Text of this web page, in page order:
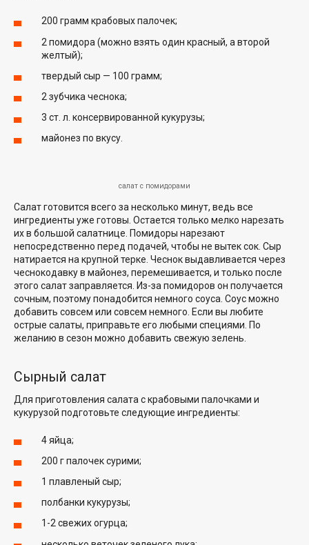
200 грамм крабовых палочек;
2 помидора (можно взять один красный, а второй
желтый);
твердый сыр — 100 грамм;
2 зубчика чеснока;
3 ст. л. консервированной кукурузы;
майонез по вкусу.
салат с помидорами
Салат готовится всего за несколько минут, ведь все
ингредиенты уже готовы. Остается только мелко нарезать
их в большой салатнице. Помидоры нарезают
непосредственно перед подачей, чтобы не вытек сок. Сыр
натирается на крупной терке. Чеснок выдавливается через
чеснокодавку в майонез, перемешивается, и только после
этого салат заправляется. Из-за помидоров он получается
сочным, поэтому понадобится немного соуса. Соус можно
добавить совсем или совсем немного. Если вы любите
острые салаты, приправьте его любыми специями. По
желанию в сезон можно добавить свежую зелень.
Сырный салат
Для приготовления салата с крабовыми палочками и
кукурузой подготовьте следующие ингредиенты:
4 яйца;
200 г палочек сурими;
1 плавленый сыр;
полбанки кукурузы;
1-2 свежих огурца;